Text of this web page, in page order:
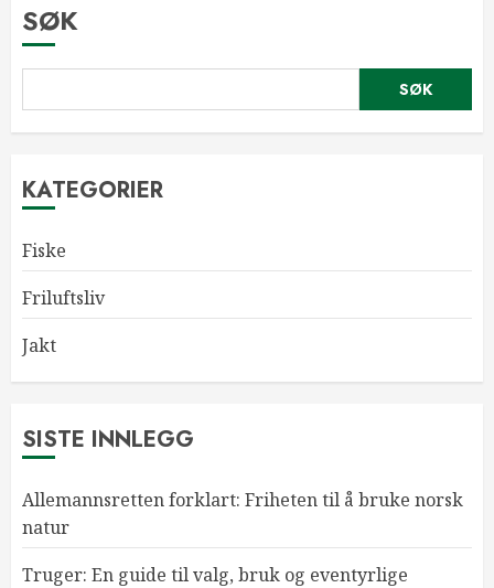
SØK
SØK
KATEGORIER
Fiske
Friluftsliv
Jakt
SISTE INNLEGG
Allemannsretten forklart: Friheten til å bruke norsk
natur
Truger: En guide til valg, bruk og eventyrlige